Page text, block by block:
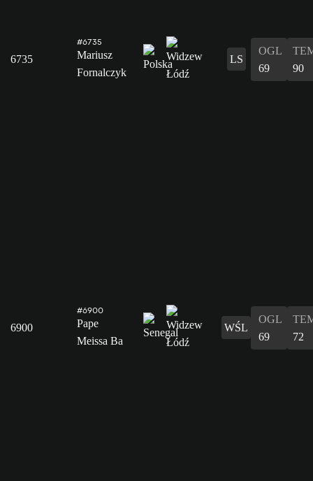
6735
#6735
Mariusz
Fornalczyk
LS
OGL
69
90
6900
#6900
Pape
Meissa Ba
WŚL
OGL
69
72